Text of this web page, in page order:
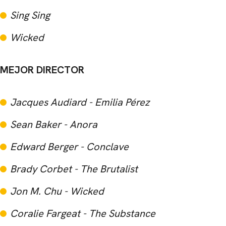
Sing Sing
Wicked
MEJOR DIRECTOR
Jacques Audiard - Emilia Pérez
Sean Baker - Anora
Edward Berger - Conclave
Brady Corbet - The Brutalist
Jon M. Chu - Wicked
Coralie Fargeat - The Substance